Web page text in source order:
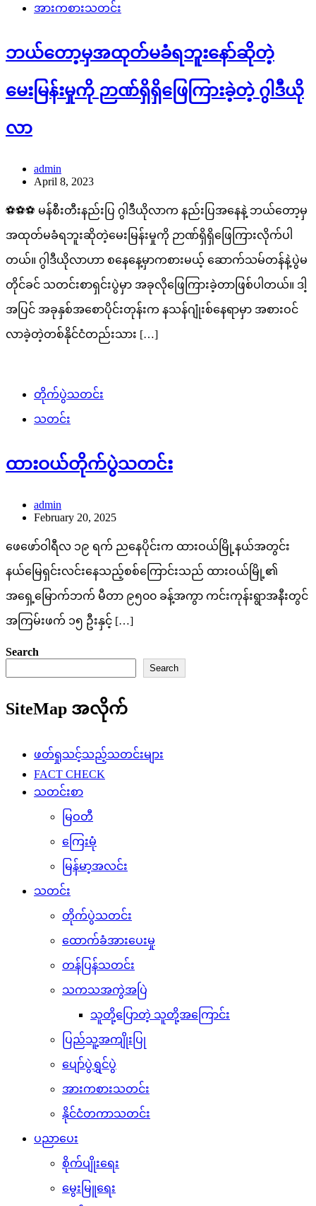
အားကစားသတင်း
ဘယ်တော့မှအထုတ်မခံရဘူးနော်ဆိုတဲ့
မေးမြန်းမှုကို ဉာဏ်ရှိရှိဖြေကြားခဲ့တဲ့ ဂွါဒီယို
လာ
admin
April 8, 2023
⚽⚽⚽ မန်စီးတီးနည်းပြ ဂွါဒီယိုလာက နည်းပြအနေနဲ့ ဘယ်တော့မှ
အထုတ်မခံရဘူးဆိုတဲ့မေးမြန်းမှုကို ဉာဏ်ရှိရှိဖြေကြားလိုက်ပါ
တယ်။ ဂွါဒီယိုလာဟာ စနေနေ့မှာကစားမယ့် ဆောက်သမ်တန်နဲ့ပွဲမ
တိုင်ခင် သတင်းစာရှင်းပွဲမှာ အခုလိုဖြေကြားခဲ့တာဖြစ်ပါတယ်။ ဒါ့
အပြင် အခုနှစ်အစောပိုင်းတုန်းက နသန်ဂျုံးစ်နေရာမှာ အစားဝင်
လာခဲ့တဲ့တစ်နိုင်ငံတည်းသား […]
တိုက်ပွဲသတင်း
သတင်း
ထားဝယ်တိုက်ပွဲသတင်း
admin
February 20, 2025
ဖေဖော်ဝါရီလ ၁၉ ရက် ညနေပိုင်းက ထားဝယ်မြို့နယ်အတွင်း
နယ်မြေရှင်းလင်းနေသည့်စစ်ကြောင်းသည် ထားဝယ်မြို့၏
အရှေ့မြောက်ဘက် မီတာ ၉၅၀၀ ခန့်အကွာ ကင်းကုန်းရွာအနီးတွင်
အကြမ်းဖက် ၁၅ ဦးနှင့် […]
Search
Search
SiteMap အလိုက်
ဖတ်ရှုသင့်သည့်သတင်းများ
FACT CHECK
သတင်းစာ
မြဝတီ
ကြေးမုံ
မြန်မာ့အလင်း
သတင်း
တိုက်ပွဲသတင်း
ထောက်ခံအားပေးမှု
တန်ပြန်သတင်း
သကသအကွဲအပြဲ
သူတို့ပြောတဲ့ သူတို့အကြောင်း
ပြည်သူ့အကျိုးပြု
ပျော်ပွဲရွှင်ပွဲ
အားကစားသတင်း
နိုင်ငံတကာသတင်း
ပညာပေး
စိုက်ပျိုးရေး
မွေးမြူရေး